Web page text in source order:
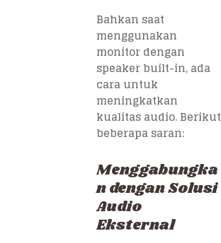
Bahkan saat
menggunakan
monitor dengan
speaker built-in, ada
cara untuk
meningkatkan
kualitas audio. Berikut
beberapa saran:
Menggabungka
n dengan Solusi
Audio
Eksternal